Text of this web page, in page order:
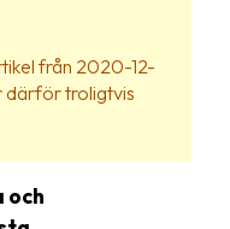
från 2020-12-
därför troligtvis
och